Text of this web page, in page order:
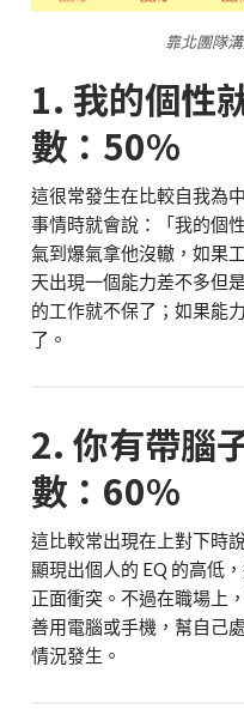
靠北團隊
1. 我的個性
數：50%
這很常發生在比較自我為
事情時就會說：「我的個
氣到爆氣拿他沒轍，如果
天出現一個能力差不多但
的工作就不保了；如果能
了。
2. 你有帶腦
數：60%
這比較常出現在上對下時
顯現出個人的 EQ 的高低
正面衝突。不過在職場上
善用電腦或手機，幫自己
情況發生。